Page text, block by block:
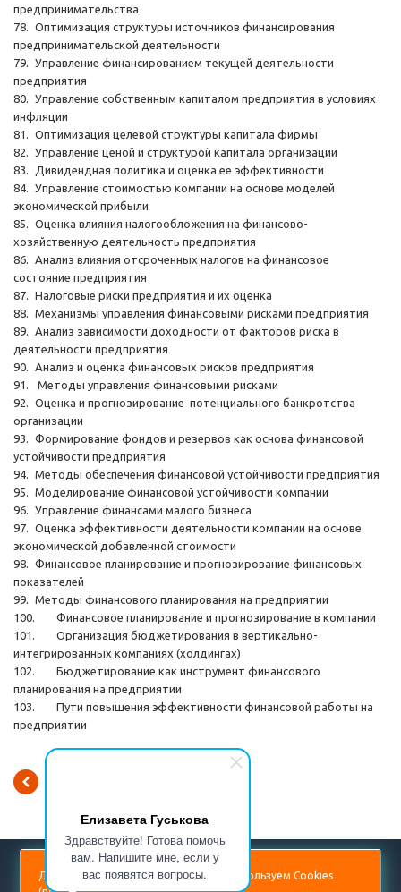
Елизавета Гуськова
Здравствуйте! Готова помочь
вам. Напишите мне, если у
вас появятся вопросы.
предпринимательства
78. Оптимизация структуры источников финансирования
предпринимательской деятельности
79. Управление финансированием текущей деятельности
предприятия
80. Управление собственным капиталом предприятия в условиях
инфляции
81. Оптимизация целевой структуры капитала фирмы
82. Управление ценой и структурой капитала организации
83.
Дивидендная политика и оценка ее эффективности
84. Управление стоимостью компании на основе моделей
экономической прибыли
85. Оценка влияния налогообложения на финансово-
хозяйственную деятельность предприятия
86. Анализ влияния отсроченных налогов на финансовое
состояние предприятия
87. Налоговые риски предприятия и их оценка
88. Механизмы управления финансовыми рисками предприятия
89. Анализ зависимости доходности от факторов риска в
деятельности предприятия
90. Анализ и оценка финансовых рисков предприятия
91.
Методы управления финансовыми рисками
92. Оценка и прогнозирование потенциального банкротства
организации
93. Формирование фондов и резервов как основа финансовой
устойчивости предприятия
94. Методы обеспечения финансовой устойчивости предприятия
95. Моделирование финансовой устойчивости компании
96. Управление финансами малого бизнеса
97. Оценка эффективности деятельности компании на основе
экономической добавленной стоимости
98. Финансовое планирование и прогнозирование финансовых
показателей
99. Методы финансового планирования на предприятии
100.
Финансовое планирование и прогнозирование в компании
101.
Организация бюджетирования в вертикально-
интегрированных компаниях (холдингах)
102.
Бюджетирование как инструмент финансового
планирования на предприятии
103.
Пути повышения эффективности финансовой работы на
предприятии
+7 (499) 938-53-60
Для повышения удобства сайта мы используем Cookies